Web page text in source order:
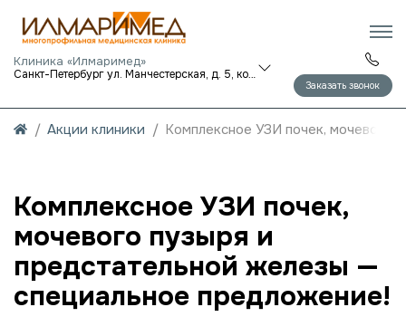
Клиника «Илмаримед»
Санкт-Петербург ул. Манчестерская, д. 5, корп. 1
Заказать звонок
Акции клиники Комплексное УЗИ почек, мочевого
Комплексное УЗИ почек,
мочевого пузыря и
предстательной железы —
специальное предложение!